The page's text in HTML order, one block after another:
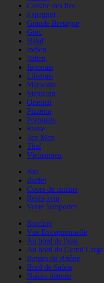
Cuisine des Iles
Espagnol
Grande Bretagne
Grec
Halal
Indien
Italien
Japonais
Libanais
Marocain
Mexicain
Oriental
Pizzéria
Portugais
Russe
Tex Mex
Thaï
Vietnamien
Bio
Buffet
Cours de cuisine
Resto àvin
Vente àemporter
Rooftop
Vue Exceptionnelle
Au bord de l'eau
Au bord du Grand Large
Berges du Rhône
Bord de Saône
Nature détente